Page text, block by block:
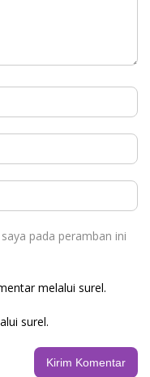
pada peramban ini
melalui surel.
surel.